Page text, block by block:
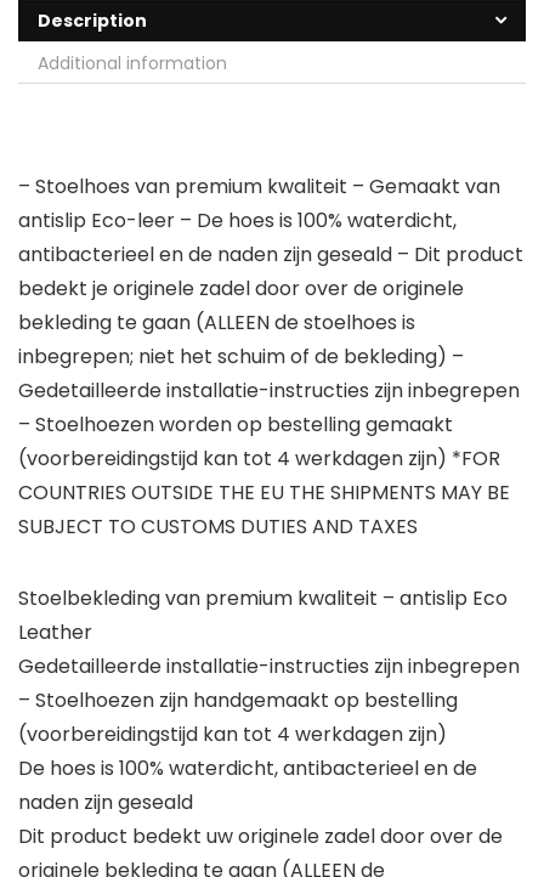
Description
Additional information
– Stoelhoes van premium kwaliteit – Gemaakt van
antislip Eco-leer – De hoes is 100% waterdicht,
antibacterieel en de naden zijn geseald – Dit product
bedekt je originele zadel door over de originele
bekleding te gaan (ALLEEN de stoelhoes is
inbegrepen; niet het schuim of de bekleding) –
Gedetailleerde installatie-instructies zijn inbegrepen
– Stoelhoezen worden op bestelling gemaakt
(voorbereidingstijd kan tot 4 werkdagen zijn) *FOR
COUNTRIES OUTSIDE THE EU THE SHIPMENTS MAY BE
SUBJECT TO CUSTOMS DUTIES AND TAXES
Stoelbekleding van premium kwaliteit – antislip Eco
Leather
Gedetailleerde installatie-instructies zijn inbegrepen
– Stoelhoezen zijn handgemaakt op bestelling
(voorbereidingstijd kan tot 4 werkdagen zijn)
De hoes is 100% waterdicht, antibacterieel en de
naden zijn geseald
Dit product bedekt uw originele zadel door over de
originele bekleding te gaan (ALLEEN de